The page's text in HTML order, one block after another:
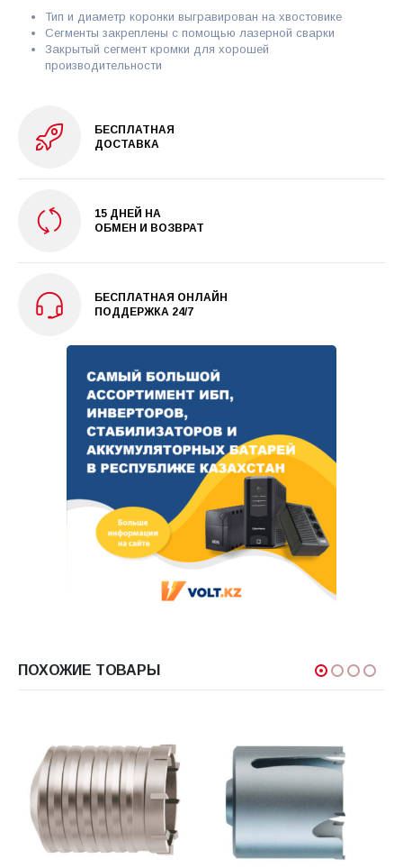
Тип и диаметр коронки выгравирован на хвостовике
Сегменты закреплены с помощью лазерной сварки
Закрытый сегмент кромки для хорошей
производительности
БЕСПЛАТНАЯ
ДОСТАВКА
15 ДНЕЙ НА
ОБМЕН И ВОЗВРАТ
БЕСПЛАТНАЯ ОНЛАЙН
ПОДДЕРЖКА 24/7
ПОХОЖИЕ ТОВАРЫ